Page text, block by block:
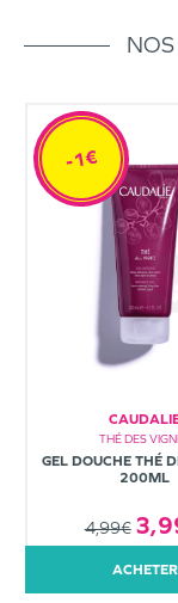
THÉ DES
GEL DOUCHE THÉ
200ML
4,99€
-1€
ACHETER